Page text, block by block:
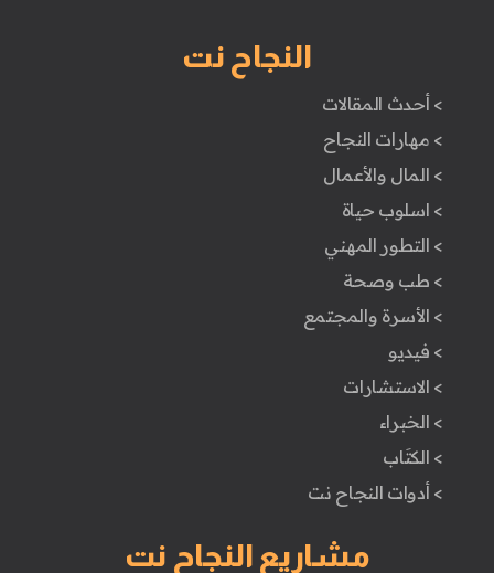
النجاح نت
> أحدث المقالات
> مهارات النجاح
> المال والأعمال
> اسلوب حياة
> التطور المهني
> طب وصحة
> الأسرة والمجتمع
> فيديو
> الاستشارات
> الخبراء
> الكتَاب
> أدوات النجاح نت
مشاريع النجاح نت